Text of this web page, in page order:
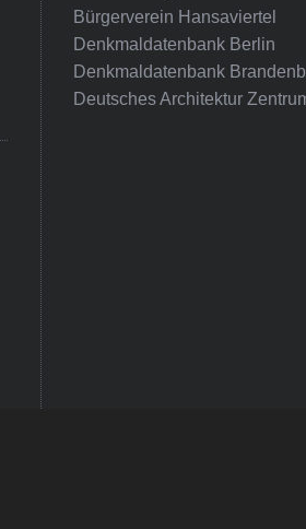
Bürgerverein Hansaviertel
Denkmaldatenbank Berlin
Denkmaldatenbank
Deutsches Architektur